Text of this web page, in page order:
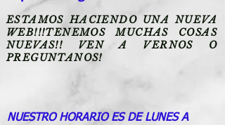
ESTAMOS HACIENDO UNA NUEVA
WEB!!!TENEMOS MUCHAS COSAS
NUEVAS!! VEN A VERNOS O
PREGUNTANOS!
NUESTRO HORARIO ES DE LUNES A